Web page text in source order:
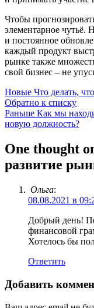
Чтобы
элементарное чутьё.
и постоянное
каждый продукт
рынке также
свой бизнес – не
Новые Что делать,
Обратно к списку
Раньше Как мы
новую должность?
One thought
развитие
Ольга:
08.08.2021 в
Добрый день!
финансовой
Хотелось бы
Ответить
Добавить